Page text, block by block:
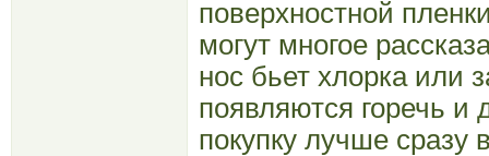
поверхностной
могут многое
нос бьет хлорка или
появляются горечь
покупку лучше сразу